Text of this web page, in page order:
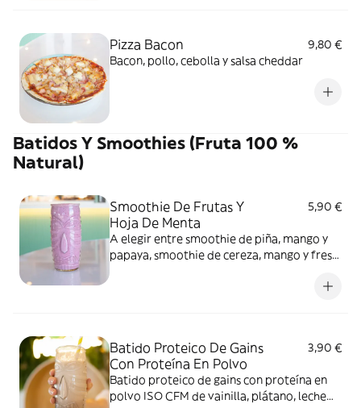
Pizza Bacon
9,80 €
Bacon, pollo, cebolla y salsa cheddar
Batidos Y Smoothies (Fruta 100 %
Natural)
Smoothie De Frutas Y
Hoja De Menta
5,90 €
A elegir entre smoothie de piña, mango y
papaya, smoothie de cereza, mango y fresa,
Batido Proteico De Gains
Con Proteína En Polvo
3,90 €
Batido proteico de gains con proteína en
polvo ISO CFM de vainilla, plátano, leche